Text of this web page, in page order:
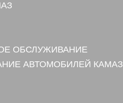
ОБСЛУЖИВАНИЕ
АВТОМОБИЛЕЙ КАМАЗ